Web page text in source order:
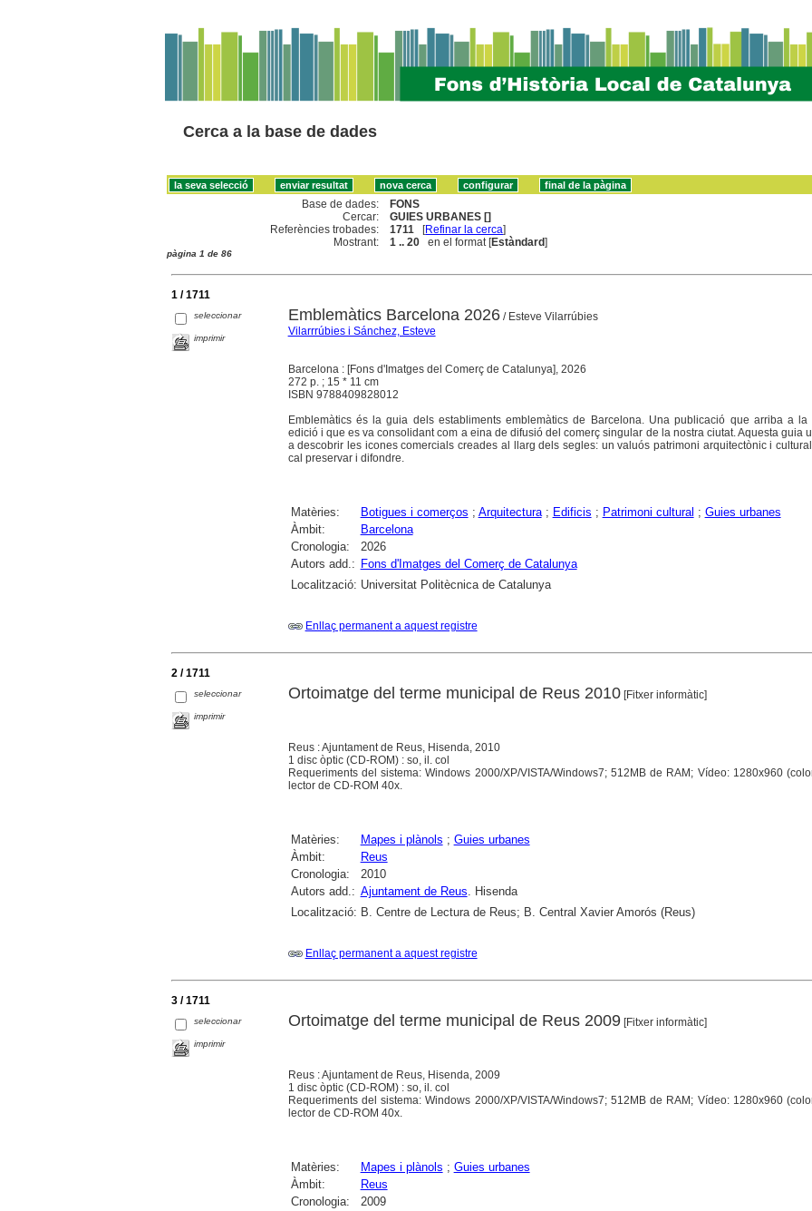
Cerca a la base de dades
Base de dades:
FONS
Cercar:
GUIES URBANES []
Referències trobades:
1711 [Refinar la cerca]
Mostrant:
1 .. 20 en el format [Estàndard]
pàgina 1 de 86
1 / 1711
seleccionar
imprimir
Emblemàtics Barcelona 2026/ Esteve Vilarrúbies
Vilarrrúbies i Sánchez, Esteve
Barcelona : [Fons d'Imatges del Comerç de Catalunya], 2026
272 p. ; 15 * 11 cm
ISBN 9788409828012
Emblemàtics és la guia dels establiments emblemàtics de Barcelona. Una publicació que arriba a la
edició i que es va consolidant com a eina de difusió del comerç singular de la nostra ciutat. Aquesta guia
a descobrir les icones comercials creades al llarg dels segles: un valuós patrimoni arquitectònic i
cal preservar i difondre.
Matèries: Botigues i comerços ; Arquitectura; Edificis ; Patrimoni cultural ; Guies urbanes
Àmbit:
Barcelona
Cronologia:
2026
Autors add.: Fons d'Imatges del Comerç de Catalunya
Localització: Universitat Politècnica de Catalunya
Enllaç permanent a aquest registre
2 / 1711
seleccionar
imprimir
Ortoimatge del terme municipal de Reus 2010[Fitxer informàtic]
Reus : Ajuntament de Reus, Hisenda, 2010
1 disc òptic (CD-ROM) : so, il. col
Requeriments del sistema: Windows 2000/XP/VISTA/Windows7; 512MB de RAM; Vídeo: 1280x960
lector de CD-ROM 40x.
Matèries: Mapes i plànols ; Guies urbanes
Àmbit:
Reus
Cronologia:
2010
Autors add.: Ajuntament de Reus. Hisenda
Localització: B. Centre de Lectura de Reus; B. Central Xavier Amorós (Reus)
Enllaç permanent a aquest registre
3 / 1711
seleccionar
imprimir
Ortoimatge del terme municipal de Reus 2009[Fitxer informàtic]
Reus : Ajuntament de Reus, Hisenda, 2009
1 disc òptic (CD-ROM) : so, il. col
Requeriments del sistema: Windows 2000/XP/VISTA/Windows7; 512MB de RAM; Vídeo: 1280x960
lector de CD-ROM 40x.
Matèries: Mapes i plànols ; Guies urbanes
Àmbit:
Reus
Cronologia:
2009